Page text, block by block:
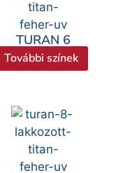
TURAN 6
További színek